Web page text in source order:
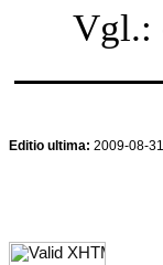
Vgl.:
Editio ultima: 2009-08-31